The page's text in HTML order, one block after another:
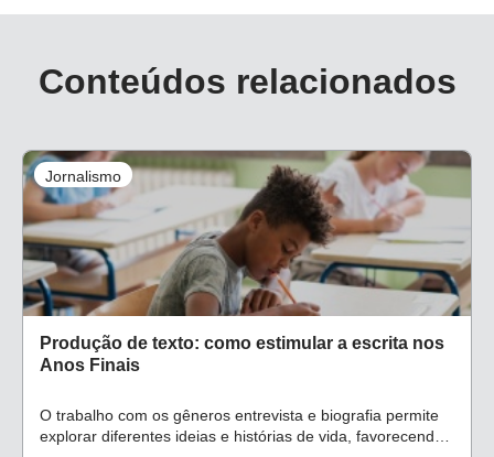
Conteúdos relacionados
Jornalismo
Produção de texto: como estimular a escrita nos
Anos Finais
O trabalho com os gêneros entrevista e biografia permite
explorar diferentes ideias e histórias de vida, favorecendo